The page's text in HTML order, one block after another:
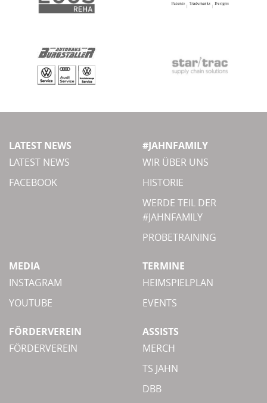
LATEST NEWS
LATEST NEWS
FACEBOOK
#JAHNFAMILY
WIR ÜBER UNS
HISTORIE
WERDE TEIL DER
#JAHNFAMILY
PROBETRAINING
MEDIA
INSTAGRAM
YOUTUBE
TERMINE
HEIMSPIELPLAN
EVENTS
FÖRDERVEREIN
FÖRDERVEREIN
ASSISTS
MERCH
TS JAHN
DBB